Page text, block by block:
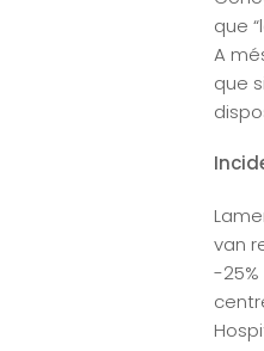
que
A
que
van
-25%